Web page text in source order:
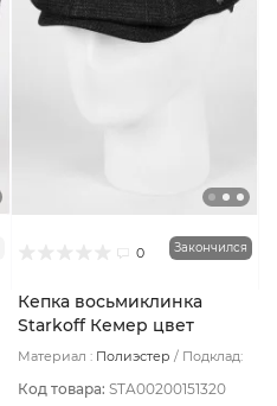
0 Закончился
Кепка восьмиклинка
Starkoff Кемер цвет
Чёрный размер 60
Материал : Полиэстер
Подклад:
Код товара: STA00200151320